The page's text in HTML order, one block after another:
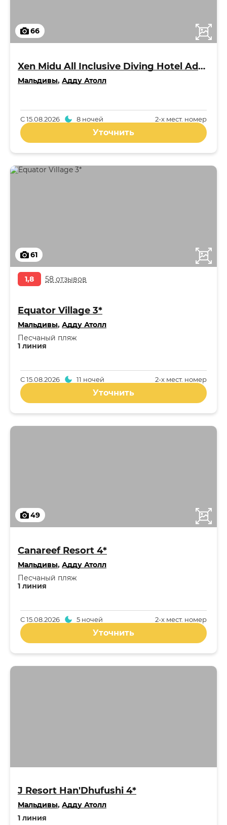
66
Xen Midu All Inclusive Diving Hotel Addu Maldives 3*
Мальдивы, Адду Атолл
2-x мест. номер
С15.08.2026 8 ночей
Уточнить
61
1,8 58 отзывов
Equator Village 3*
Мальдивы, Адду Атолл
1 линия
Песчаный пляж
2-x мест. номер
С15.08.2026 11 ночей
Уточнить
49
Canareef Resort 4*
Мальдивы, Адду Атолл
1 линия
Песчаный пляж
2-x мест. номер
С15.08.2026 5 ночей
Уточнить
J Resort Han'Dhufushi 4*
Мальдивы, Адду Атолл
1 линия